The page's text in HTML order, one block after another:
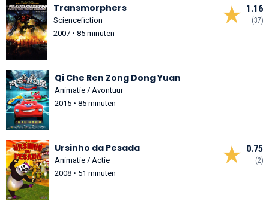
1.16
(37)
Transmorphers
Sciencefiction
2007 • 85 minuten
Qi Che Ren Zong Dong Yuan
Animatie / Avontuur
2015 • 85 minuten
0.75
(2)
Ursinho da Pesada
Animatie / Actie
2008 • 51 minuten